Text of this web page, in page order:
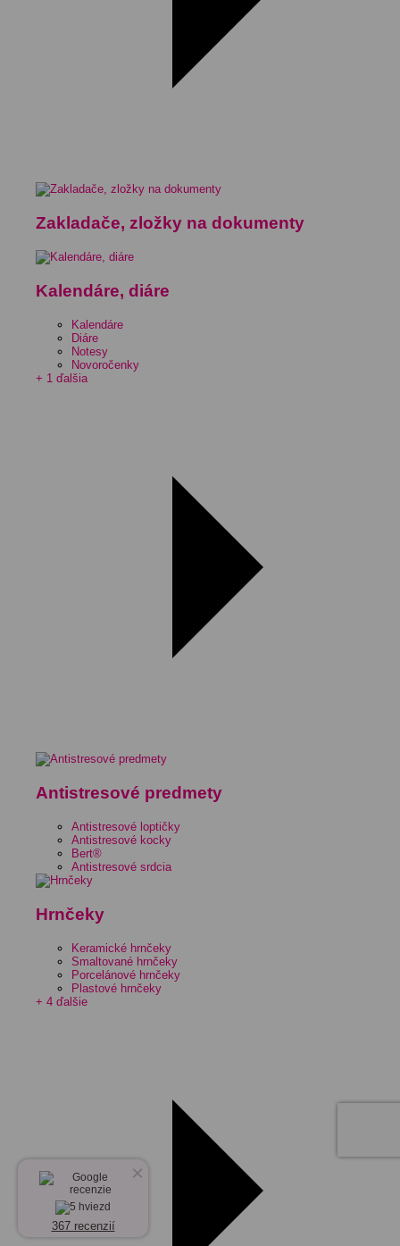
Zakladače, zložky na dokumenty
Kalendáre, diáre
Kalendáre
Diáre
Notesy
Novoročenky
+ 1 ďalšia
Antistresové predmety
Antistresové loptičky
Antistresové kocky
Bert®
Antistresové srdcia
Hrnčeky
Keramické hrnčeky
Smaltované hrnčeky
Porcelánové hrnčeky
Plastové hrnčeky
+ 4 ďalšie
×
367 recenzií